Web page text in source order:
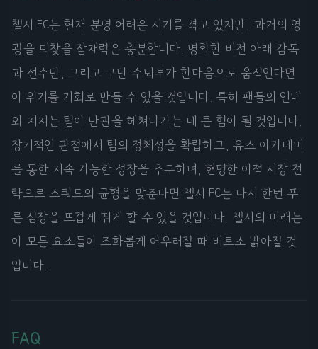
첼시 FC는 현재 분명 어려운 시기를 겪고 있지만, 과거의 영
광을 되찾을 잠재력은 충분합니다. 명확한 비전 아래 감독
과 선수단, 그리고 구단 수뇌부가 한마음으로 움직인다면
이 위기를 기회로 만들 수 있을 것입니다. 특히 팬들의 인내
와 지지는 팀이 난관을 헤쳐나가는 데 큰 힘이 될 것입니다.
장기적인 관점에서 팀의 정체성을 확립하고, 유스 아카데미
를 통한 지속 가능한 성장을 추구하며, 현명한 이적 시장 전
략으로 스쿼드의 균형을 맞춘다면 첼시 FC는 다시 한번 푸
른 심장을 뜨겁게 뛰게 할 수 있을 것입니다. 첼시의 미래는
이 모든 요소들이 조화롭게 어우러질 때 비로소 밝아질 것
입니다.
FAQ